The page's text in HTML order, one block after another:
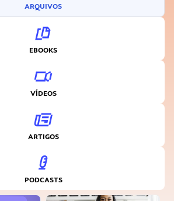
ARQUIVOS
EBOOKS
VÍDEOS
ARTIGOS
PODCASTS